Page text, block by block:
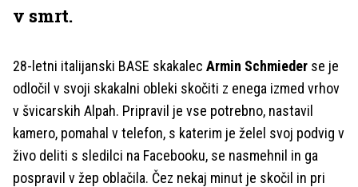
v smrt.
28-letni italijanski BASE skakalec Armin Schmieder se je
odločil v svoji skakalni obleki skočiti z enega izmed vrhov
v švicarskih Alpah. Pripravil je vse potrebno, nastavil
kamero, pomahal v telefon, s katerim je želel svoj podvig v
živo deliti s sledilci na Facebooku, se nasmehnil in ga
pospravil v žep oblačila. Čez nekaj minut je skočil in pri